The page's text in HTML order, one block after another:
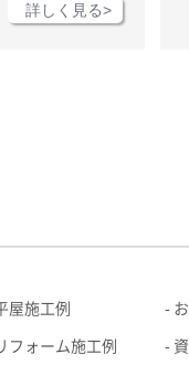
詳しく見る>
屋施工例
フォーム施工例